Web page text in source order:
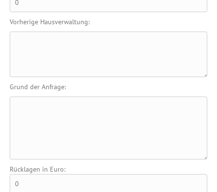
Vorherige Hausverwaltung:
Grund der Anfrage:
Rücklagen in Euro: